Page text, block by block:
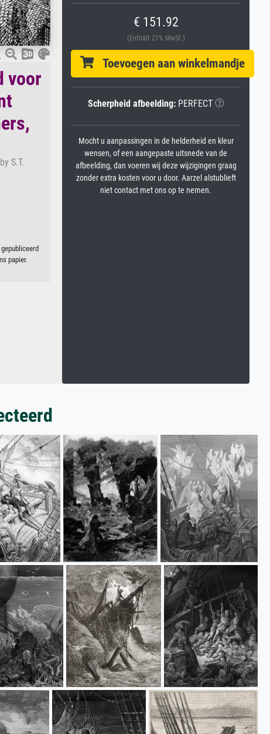
voor
S.T.
papier.
€ 151.92
(Enthält 21% MwSt.)
Toevoegen aan winkelmandje
Scherpheid afbeelding:PERFECT
Mocht u aanpassingen in de helderheid en kleur
wensen, of een aangepaste uitsnede van de
afbeelding, dan voeren wij deze wijzigingen graag
zonder extra kosten voor u door. Aarzel alstublieft
niet contact met ons op te nemen.